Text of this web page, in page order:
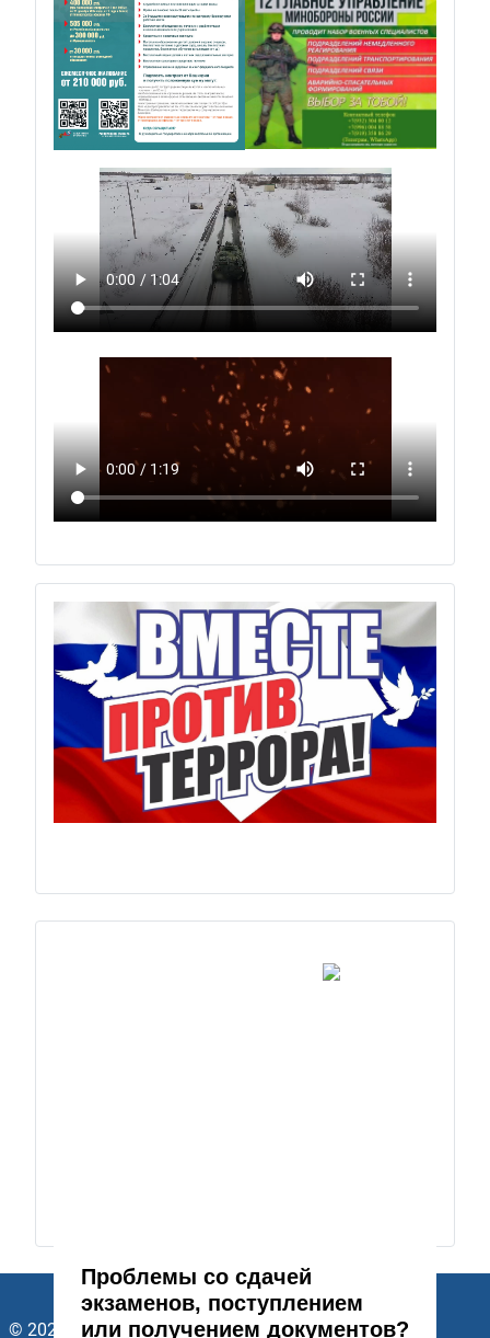
Previous Next
Проблемы со сдачей
экзаменов, поступлением
или получением документов?
© 2026 ГАПОУ Стерлитамакский многопрофильный